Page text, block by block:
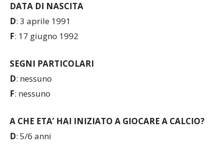
DATA DI NASCITA
D: 3 aprile 1991
F: 17 giugno 1992
SEGNI PARTICOLARI
D: nessuno
F: nessuno
A CHE ETA’ HAI INIZIATO A GIOCARE A CALCIO?
D: 5/6 anni